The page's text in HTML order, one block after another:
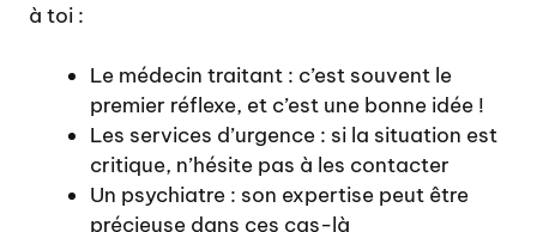
à toi :
Le médecin traitant : c’est souvent le
premier réflexe, et c’est une bonne idée !
Les services d’urgence : si la situation est
critique, n’hésite pas à les contacter
Un psychiatre : son expertise peut être
précieuse dans ces cas-là